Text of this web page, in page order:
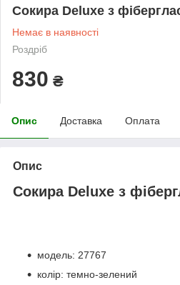
Сокира Deluxe з
Немає в наявності
Роздріб
830 ₴
Опис Доставка Оплата
Опис
Сокира Deluxe з
модель: 27767
колір: темно-зелений